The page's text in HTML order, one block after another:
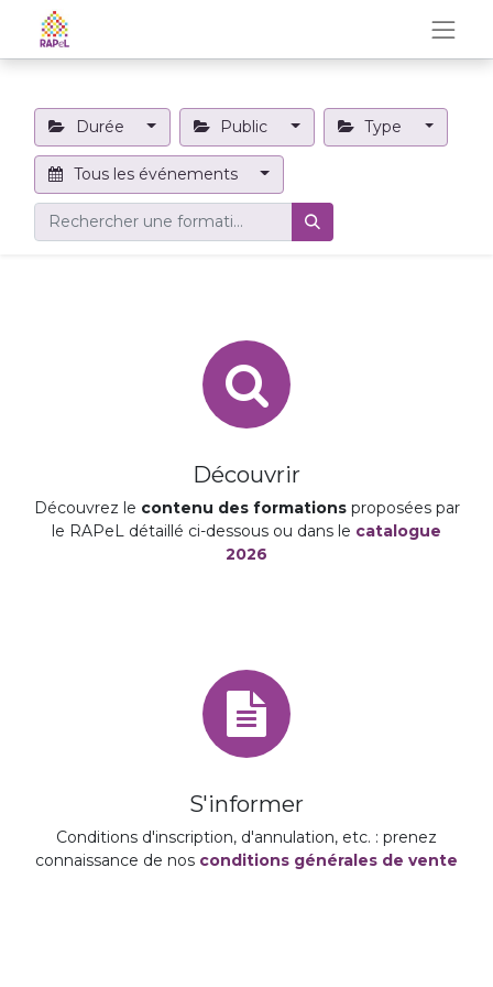
Durée Public Type
Tous les événements
Découvrir
Découvrez le contenu des formationsproposées par
le RAPeL détaillé ci-dessous ou dans le catalogue
2026
S'informer
Conditions d'inscription, d'annulation, etc. : prenez
connaissance de nos conditions générales de vente